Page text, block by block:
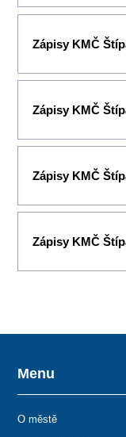
Zápisy KMČ
Zápisy KMČ
Zápisy KMČ
Zápisy KMČ
Menu
O městě